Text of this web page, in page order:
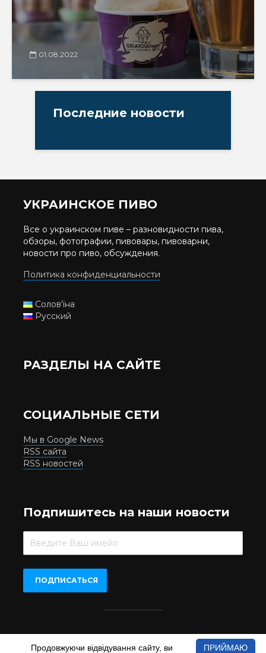
01.08.2022
Последние новости
УКРАИНСКОЕ ПИВО
Все о украинском пиве – разновидности пива,
обзоры, фотографии, пивовары, пивоварни,
новости про пиво, обсуждения.
Политика конфиденциальности
Солов'їна
Русский
РАЗДЕЛЫ НА САЙТЕ
СОЦИАЛЬНЫЕ СЕТИ
Мы в Google News
RSS сайта
RSS новостей
Подпишитесь на наши новости
Beer.UA © 2016-2022
При копіюванні матеріалів з сайту обов'язкове пряме
ПРИЙМАЮ
Продовжуючи відвідування сайту, ви